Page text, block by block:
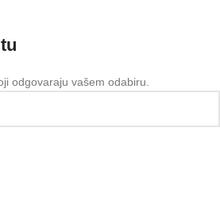
odgovaraju vašem odabiru.